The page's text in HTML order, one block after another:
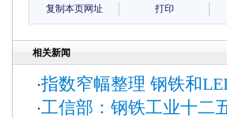
复制本页网址 打印
相关新闻
·指数窄幅整理 钢铁和
·工信部：钢铁工业十二